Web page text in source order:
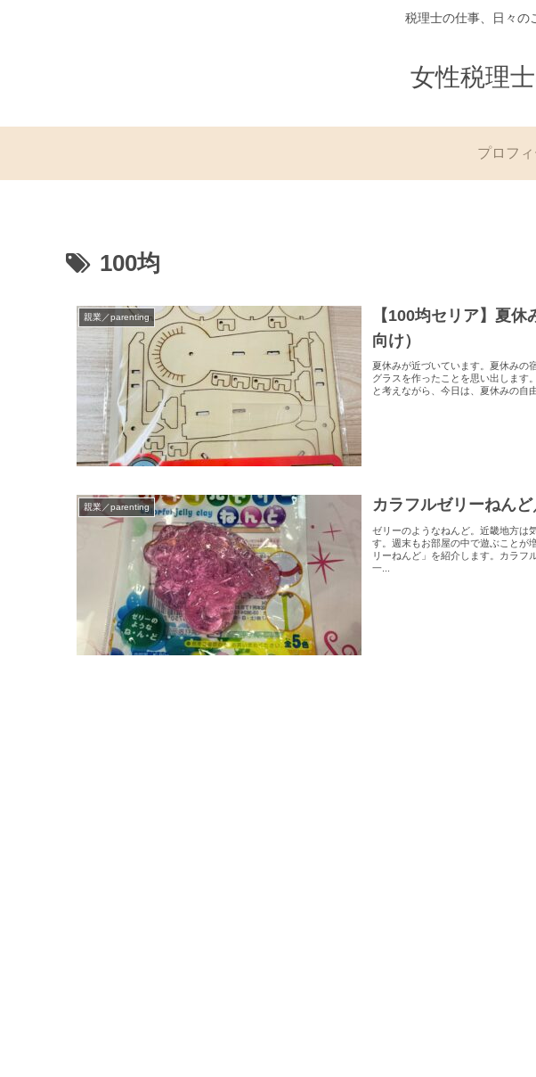
税理士の仕事、日々の
女性税理
プロフ
100均
親業／parenting
【100均セリア】夏
向け）
夏休みが近づいています。夏休みの
グラスを作ったことを思い出します
と考えながら、今日は、夏休みの自
親業／parenting カラフルゼリーねんど
ゼリーのようなねんど。近畿地方は
す。週末もお部屋の中で遊ぶことが
リーねんど」を紹介します。カラフ
一...